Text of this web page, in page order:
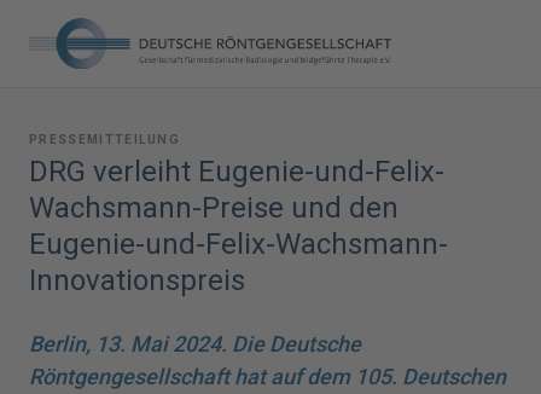
PRESSEMITTEILUNG
DRG verleiht Eugenie-und-Felix-
Wachsmann-Preise und den
Eugenie-und-Felix-Wachsmann-
Innovationspreis
Berlin, 13. Mai 2024. Die Deutsche
Röntgengesellschaft hat auf dem 105. Deutschen